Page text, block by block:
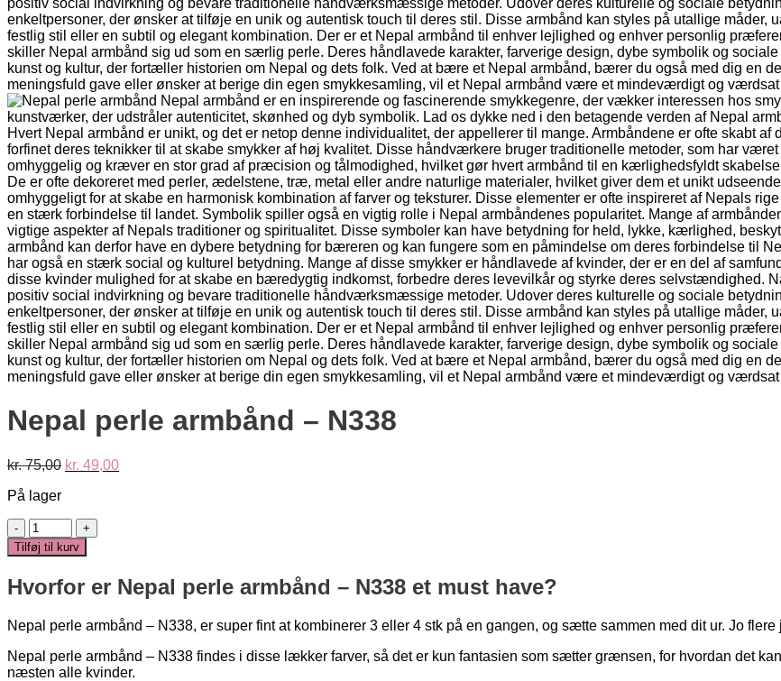
Nepal perle armbånd – N338
kr.75,00 Den
kr. 75,00.
kr. 49,00Den
På lager
Nepal
perle
armbånd
N338
Tilføj til kurv
Hvorfor er Nepal perle armbånd – N338 et must have?
Nepal perle armbånd – N338, er super fint at kombinerer 3 eller 4 stk på en gangen, og sætte sammen med dit ur. Jo flere
Nepal perle armbånd – N338 findes i disse lækker farver, så det er kun fantasien som sætter grænsen, for hvordan det
næsten alle kvinder.